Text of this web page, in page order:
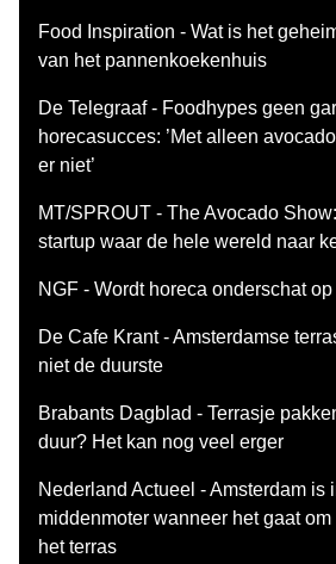
Food Inspiration - Wat is het
van het pannenkoekenhuis
De Telegraaf - Foodhypes geen
horecasucces: ’Met alleen
er niet’
MT/SPROUT - The Avocado
startup waar de hele wereld naar
NGF - Wordt horeca onderschat
De Cafe Krant - Amsterdamse
niet de duurste
Brabants Dagblad - Terrasje
duur? Het kan nog veel erger
Nederland Actueel - Amsterdam is
middenmoter wanneer het gaat
het terras